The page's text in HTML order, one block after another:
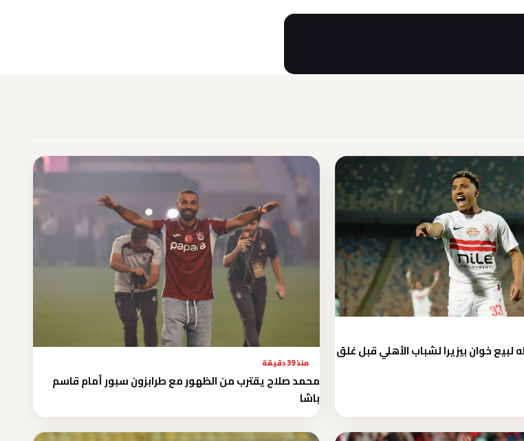
خوان بيزيرا لشباب الأهلي قبل غلق
منذ 39 دقيقة
محمد صلاح يقترب من الظهور مع طرابزون سبور أمام قاسم
باشا